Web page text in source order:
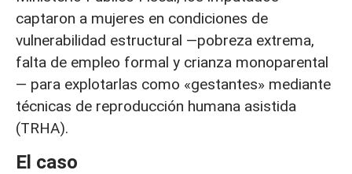
captaron a mujeres en condiciones de
vulnerabilidad estructural —pobreza extrema,
falta de empleo formal y crianza monoparental
— para explotarlas como «gestantes» mediante
técnicas de reproducción humana asistida
(TRHA).
El caso